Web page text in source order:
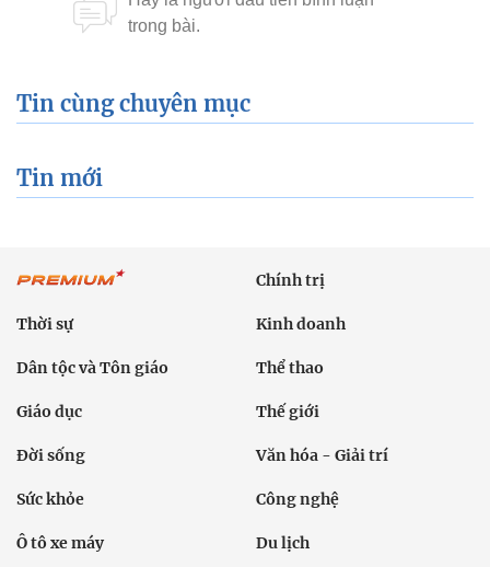
Tin cùng chuyên mục
Tin mới
Chính trị
Thời sự Kinh doanh
Dân tộc và Tôn giáo Thể thao
Giáo dục Thế giới
Đời sống Văn hóa - Giải trí
Sức khỏe Công nghệ
Ô tô xe máy Du lịch